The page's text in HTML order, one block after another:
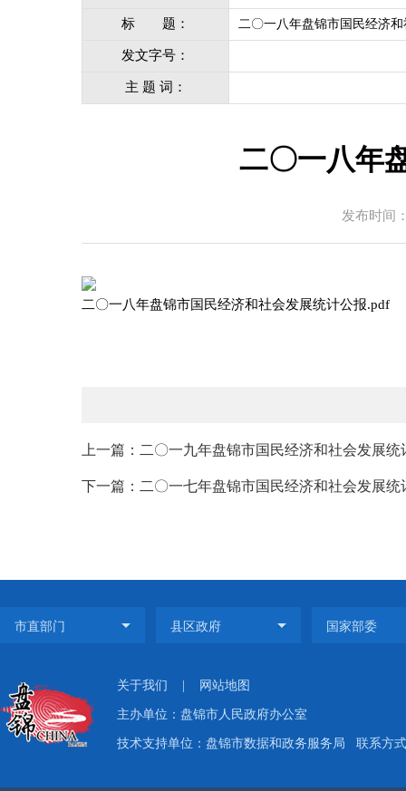
标 题： 二〇一八年盘锦市国民经济
发文字号：
主 题 词：
二〇一八年
发布时间
二〇一八年盘锦市国民经济和社会发展统计公报.pdf
上一篇：二〇一九年盘锦市国民经济和社会发展统
下一篇：二〇一七年盘锦市国民经济和社会发展统
关于我们 网站地图
主办单位：盘锦市人民政府办公室
技术支持单位：盘锦市数据和政务服务局 联系方